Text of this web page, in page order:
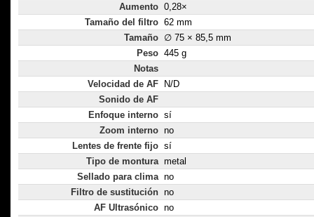
Aumento 0,28×
Tamaño del filtro 62 mm
Tamaño ∅ 75 × 85,5 mm
Peso 445 g
Notas
Velocidad de AF
N/D
Sonido de AF
Enfoque interno sí
Zoom interno no
Lentes de frente fijo sí
Tipo de montura metal
Sellado para clima no
Filtro de sustitución no
AF Ultrasónico no